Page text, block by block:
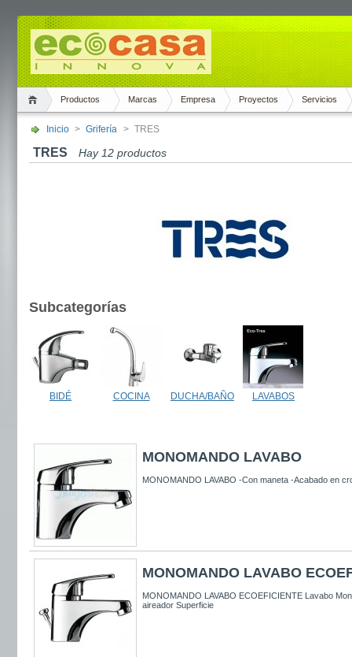
Productos Marcas Empresa Proyectos Servicios
Inicio > Grifería > TRES
TRES Hay 12 productos
Subcategorías
BIDÉ COCINA DUCHA/BAÑO LAVABOS
MONOMANDO LAVABO
MONOMANDO LAVABO -Con maneta -Acabado en
MONOMANDO LAVABO
MONOMANDO LAVABO ECOEFICIENTE Lavabo
aireador Superficie